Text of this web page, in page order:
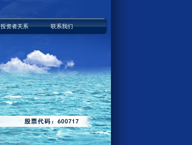
联系我们
投资者关系